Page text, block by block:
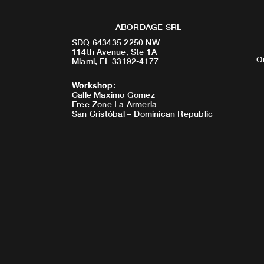
ABORDAGE SRL
SDQ 643435 2250 NW
114th Avenue, Ste 1A
Miami, FL 33192-4177
Workshop:
Calle Maximo Gomez
Free Zone La Armeria
San Cristóbal – Dominican Republic